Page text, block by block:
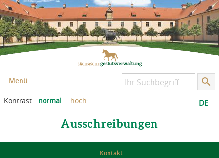
Zum Inhalt springen
Zum Seitenfuß springen
Menü
Kontrast: normal hoch DE
Ausschreibungen
Kontakt